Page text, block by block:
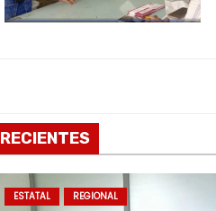
e
t
r
RECIENTES
ESTATAL REGIONAL